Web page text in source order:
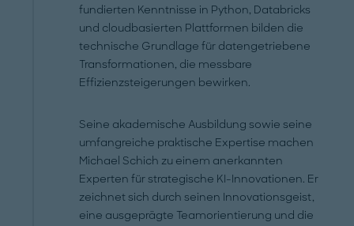
fundierten Kenntnisse in Python, Databricks
und cloudbasierten Plattformen bilden die
technische Grundlage für datengetriebene
Transformationen, die messbare
Effizienzsteigerungen bewirken.
Seine akademische Ausbildung sowie seine
umfangreiche praktische Expertise machen
Michael Schich zu einem anerkannten
Experten für strategische KI-Innovationen. Er
zeichnet sich durch seinen Innovationsgeist,
eine ausgeprägte Teamorientierung und die